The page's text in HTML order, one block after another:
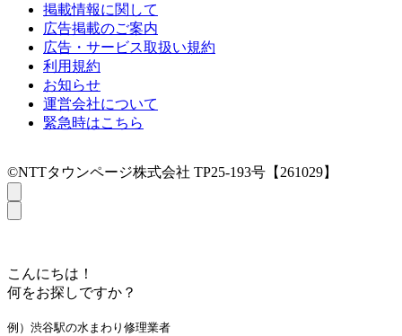
掲載情報に関して
広告掲載のご案内
広告・サービス取扱い規約
利用規約
お知らせ
運営会社について
緊急時はこちら
©NTTタウンページ株式会社 TP25-193号【261029】
こんにちは！
何をお探しですか？
例）渋谷駅の水まわり修理業者